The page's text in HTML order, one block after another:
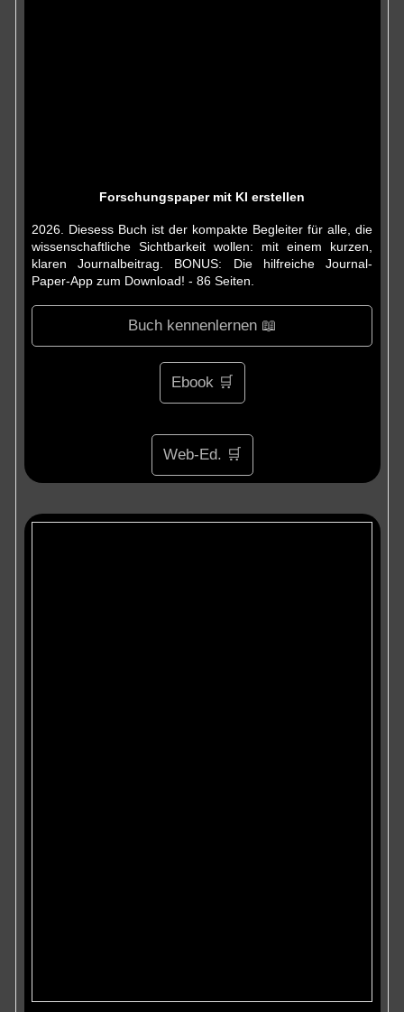
Forschungspaper mit KI erstellen
2026. Diesess Buch ist der kompakte Begleiter für alle, die
wissenschaftliche Sichtbarkeit wollen: mit einem kurzen,
klaren Journalbeitrag. BONUS: Die hilfreiche Journal-
Paper-App zum Download! - 86 Seiten.
Buch kennenlernen 📖
Ebook 🛒
Web-Ed. 🛒